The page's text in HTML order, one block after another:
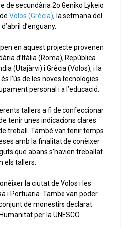
de secundària 2o Geniko Lykeio
Volos (Grècia), la setmana del
d’enguany.
en aquest projecte provenen
d’Itàlia (Roma), República
(Utajärvi) i Grècia (Volos), i la
l’ús de les noves tecnologies
personal i a l’educació.
tallers a fi de confeccionar
tenir unes indicacions clares
treball. També van tenir temps
amb la finalitat de conèixer
que abans s’havien treballat
els tallers.
la ciutat de Volos i les
i Portuaria. També van poder
de monestirs declarat
per la UNESCO.